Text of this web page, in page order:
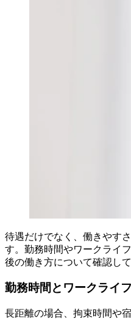
待遇だけでなく、働きやす
す。勤務時間やワークライ
後の働き方について確認し
勤務時間とワークライ
長距離の場合、拘束時間や